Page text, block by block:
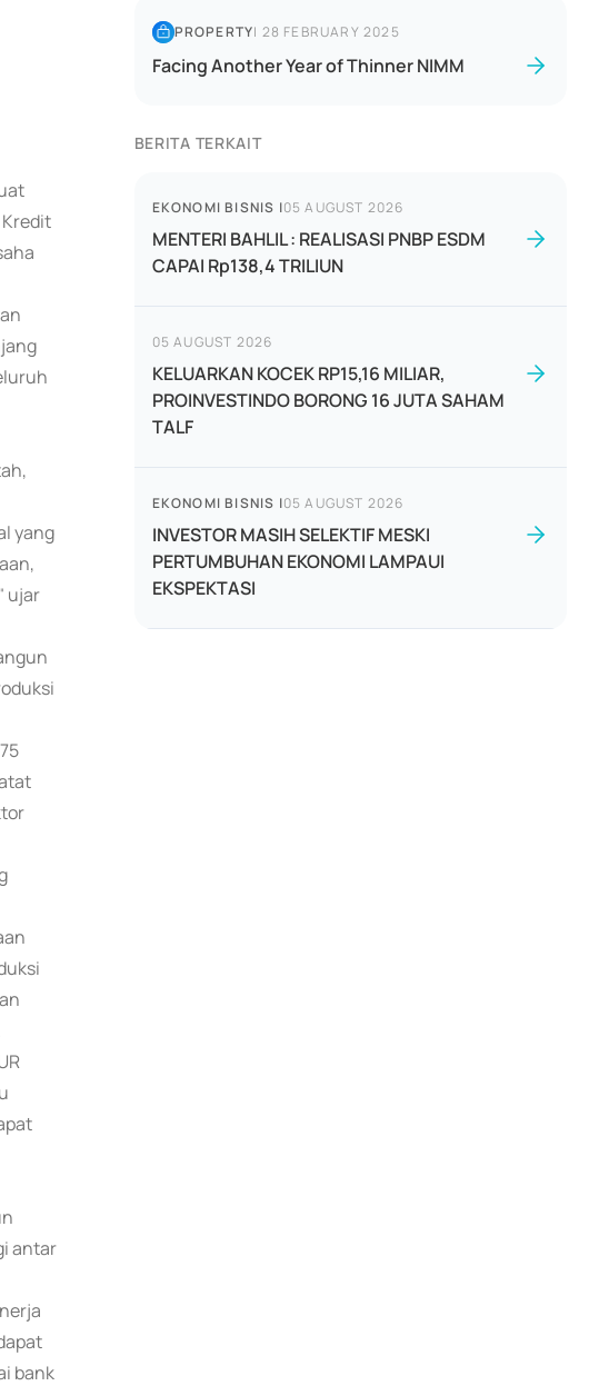
yang
ujar
antar
bank
PROPERTY| 28 FEBRUARY 2025
Facing Another Year of Thinner NIMM
BERITA TERKAIT
EKONOMI BISNIS |05 AUGUST 2026
MENTERI BAHLIL : REALISASI PNBP ESDM
CAPAI Rp138,4 TRILIUN
05 AUGUST 2026
KELUARKAN KOCEK RP15,16 MILIAR,
PROINVESTINDO BORONG 16 JUTA SAHAM
TALF
EKONOMI BISNIS |05 AUGUST 2026
INVESTOR MASIH SELEKTIF MESKI
PERTUMBUHAN EKONOMI LAMPAUI
EKSPEKTASI